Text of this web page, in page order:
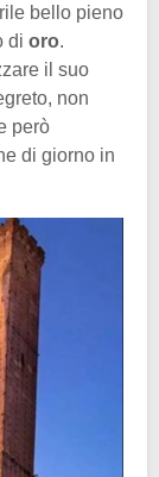
bello pieno
di oro.
il suo
non
però
di giorno in